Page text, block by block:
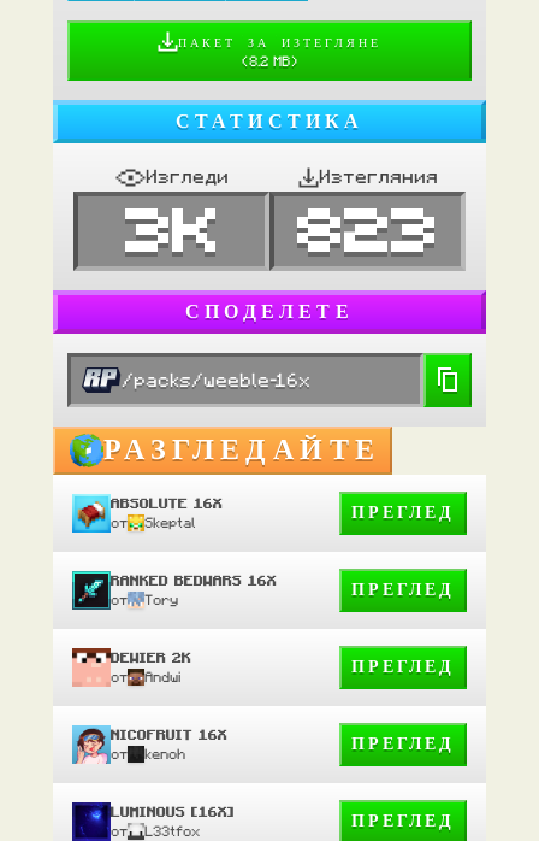
ПАКЕТ ЗА ИЗТЕГЛЯНЕ
(8.2 MB)
СТАТИСТИКА
Изгледи
3K
Изтегляния
823
СПОДЕЛЕТЕ
/packs/weeble-16x
РАЗГЛЕДАЙТЕ
ABSOLUTE 16X
от Skeptal
ПРЕГЛЕД
RANKED BEDWARS 16X
от Tory
ПРЕГЛЕД
DEWIER 2K
от Andwi
ПРЕГЛЕД
NICOFRUIT 16X
от kenoh
ПРЕГЛЕД
LUMINOUS [16X]
от L33tfox
ПРЕГЛЕД